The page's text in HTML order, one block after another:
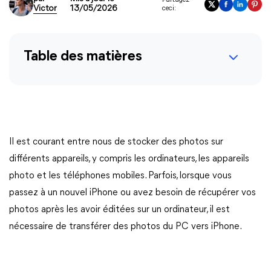
Victor
13/05/2026
ceci:
Table des matières
Il est courant entre nous de stocker des photos sur
différents appareils, y compris les ordinateurs, les appareils
photo et les téléphones mobiles. Parfois, lorsque vous
passez à un nouvel iPhone ou avez besoin de récupérer vos
photos après les avoir éditées sur un ordinateur, il est
nécessaire de transférer des photos du PC vers iPhone.